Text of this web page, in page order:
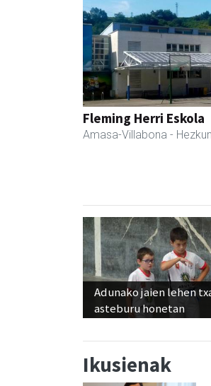
Fleming Herri Eskola
Amasa-Villabona -
Adunako jaien lehen
asteburu honetan
Ikusienak